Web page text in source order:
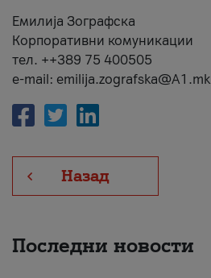
Емилија Зографска
Корпоративни комуникации
тел. ++389 75 400505
e-mail: emilija.zografska@A1.mk
Назад
Последни новости